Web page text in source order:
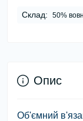
Склад: 50%
Опис
Об'ємний